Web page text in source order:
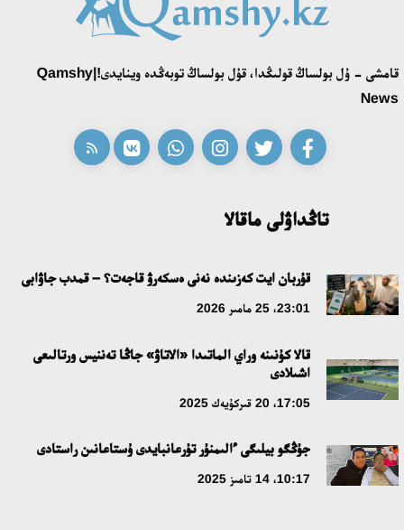
قامشى - ۇل بولساڭ قولىڭدا، قۇل بولساڭ توبەڭدە وينايدى!|Qamshy
News
تاڭداۋلى ماقالا
قۇربان ايت كەزىندە نەنى ەسكەرۋ قاجەت؟ – قمدب جاۋابى
23:01، 25 مامىر 2026
قالا كۇنىنە وراي الماتىدا «الاتاۋ» جاڭا تەننيس ورتالىعى
اشىلادى
17:05، 20 قىركۇيەك 2025
جۇڭگو بيلىگى ءالىمنۇر تۇرعانبايدى ۇستاعانىن راستادى
10:17، 14 تامىز 2025